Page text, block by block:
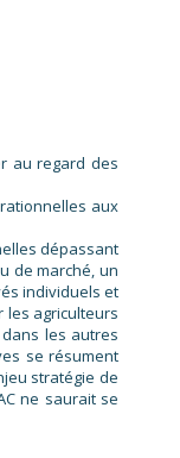
au regard des
aux
dépassant
de marché, un
individuels et
les agriculteurs
les autres
se résument
stratégie de
ne saurait se